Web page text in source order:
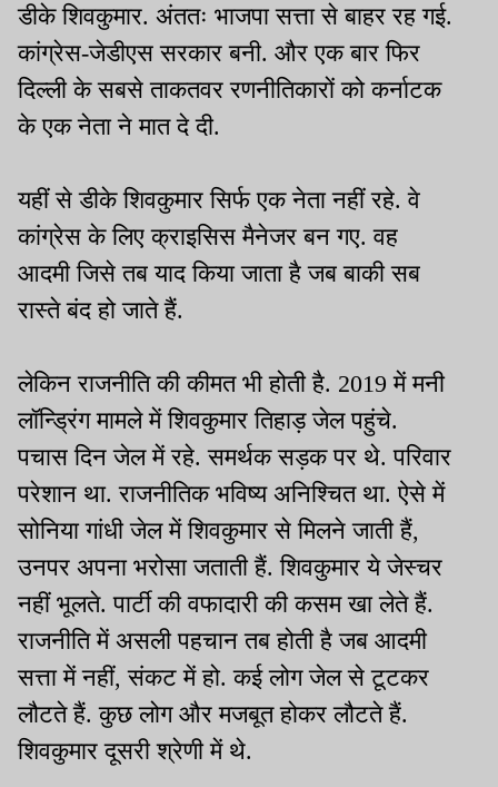
डीके शिवकुमार. अंततः भाजपा सत्ता से बाहर रह गई.
कांग्रेस-जेडीएस सरकार बनी. और एक बार फिर
दिल्ली के सबसे ताकतवर रणनीतिकारों को कर्नाटक
के एक नेता ने मात दे दी.
यहीं से डीके शिवकुमार सिर्फ एक नेता नहीं रहे. वे
कांग्रेस के लिए क्राइसिस मैनेजर बन गए. वह
आदमी जिसे तब याद किया जाता है जब बाकी सब
रास्ते बंद हो जाते हैं.
लेकिन राजनीति की कीमत भी होती है. 2019 में मनी
लॉन्ड्रिंग मामले में शिवकुमार तिहाड़ जेल पहुंचे.
पचास दिन जेल में रहे. समर्थक सड़क पर थे. परिवार
परेशान था. राजनीतिक भविष्य अनिश्चित था. ऐसे में
सोनिया गांधी जेल में शिवकुमार से मिलने जाती हैं,
उनपर अपना भरोसा जताती हैं. शिवकुमार ये जेस्चर
नहीं भूलते. पार्टी की वफादारी की कसम खा लेते हैं.
राजनीति में असली पहचान तब होती है जब आदमी
सत्ता में नहीं, संकट में हो. कई लोग जेल से टूटकर
लौटते हैं. कुछ लोग और मजबूत होकर लौटते हैं.
शिवकुमार दूसरी श्रेणी में थे.